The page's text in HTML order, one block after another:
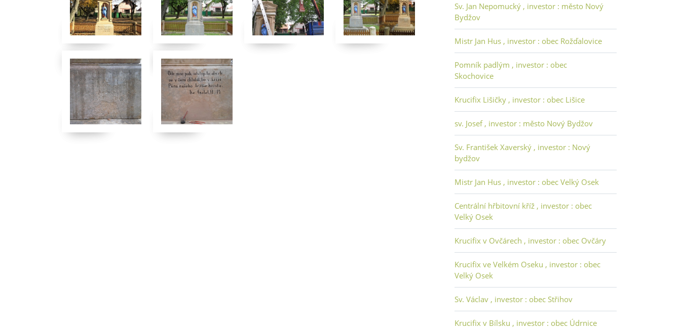
Sv. Jan Nepomucký , investor : město Nový
Bydžov
Mistr Jan Hus , investor : obec Rožďalovice
Pomník padlým , investor : obec
Skochovice
Krucifix Lišičky , investor : obec Lišice
sv. Josef , investor : město Nový Bydžov
Sv. František Xaverský , investor : Nový
bydžov
Mistr Jan Hus , investor : obec Velký Osek
Centrální hřbitovní kříž , investor : obec
Velký Osek
Krucifix v Ovčárech , investor : obec Ovčáry
Krucifix ve Velkém Oseku , investor : obec
Velký Osek
Sv. Václav , investor : obec Střihov
Krucifix v Bílsku , investor : obec Údrnice